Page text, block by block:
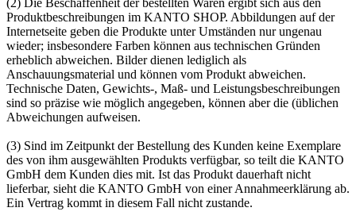
Produktbeschreibungen im KANTO SHOP. Abbildungen auf der
Internetseite geben die Produkte unter Umständen nur ungenau
wieder; insbesondere Farben können aus technischen Gründen
erheblich abweichen. Bilder dienen lediglich als
Anschauungsmaterial und können vom Produkt abweichen.
Technische Daten, Gewichts-, Maß- und Leistungsbeschreibungen
sind so präzise wie möglich angegeben, können aber die (üblichen
Abweichungen aufweisen.
(3) Sind im Zeitpunkt der Bestellung des Kunden keine Exemplare
des von ihm ausgewählten Produkts verfügbar, so teilt die KANTO
GmbH dem Kunden dies mit. Ist das Produkt dauerhaft nicht
lieferbar, sieht die KANTO GmbH von einer Annahmeerklärung ab.
Ein Vertrag kommt in diesem Fall nicht zustande.